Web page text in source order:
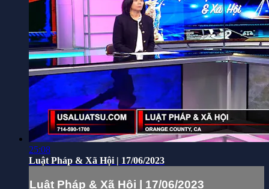
25:08
Luật Pháp & Xã Hội | 17/06/2023
Luật Pháp & Xã Hội | 17/06/2023